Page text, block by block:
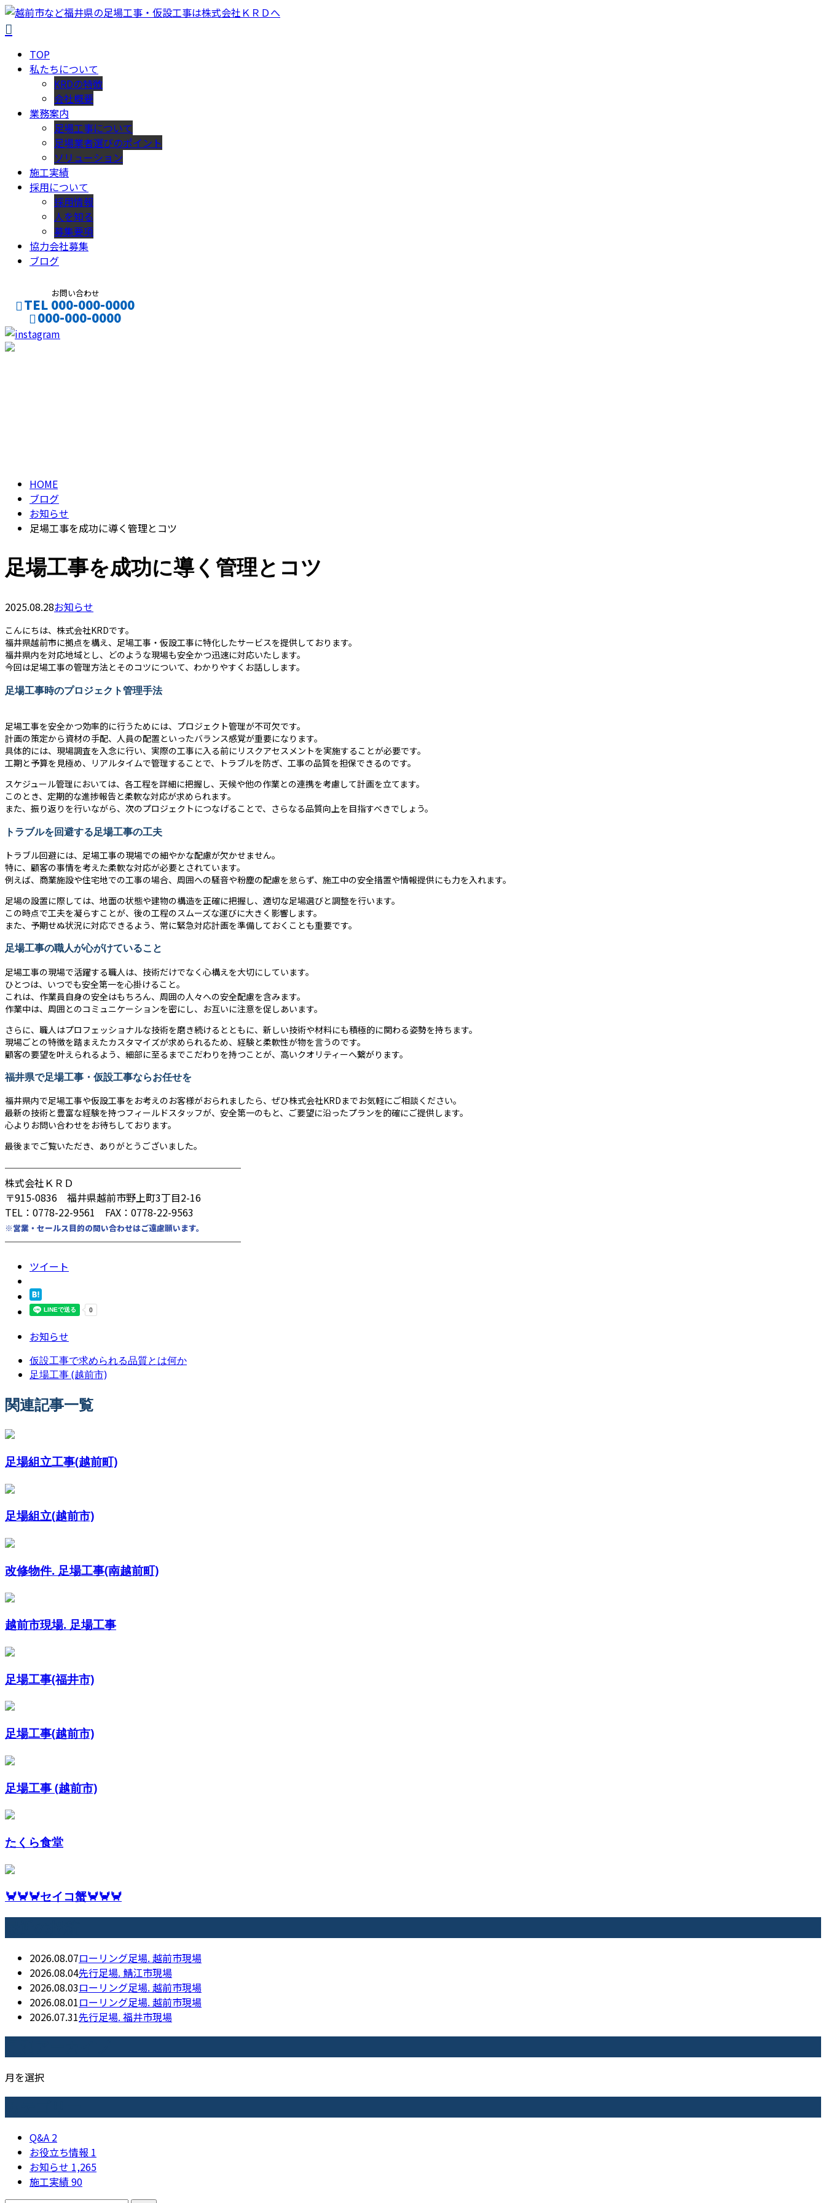
TOP
私たちについて
KRDの特徴
会社概要
業務案内
足場工事について
足場業者選びのポイント
ソリューション
施工実績
採用について
採用情報
人を知る
募集要項
協力会社募集
ブログ
お問い合わせ
TEL 000-000-0000
000-000-0000
HOME
ブログ
お知らせ
足場工事を成功に導く管理とコツ
足場工事を成功に導く管理とコツ
2025.08.28お知らせ
こんにちは、株式会社KRDです。
福井県越前市に拠点を構え、足場工事・仮設工事に特化したサービスを提供しております。
福井県内を対応地域とし、どのような現場も安全かつ迅速に対応いたします。
今回は足場工事の管理方法とそのコツについて、わかりやすくお話しします。
足場工事時のプロジェクト管理手法
足場工事を安全かつ効率的に行うためには、プロジェクト管理が不可欠です。
計画の策定から資材の手配、人員の配置といったバランス感覚が重要になります。
具体的には、現場調査を入念に行い、実際の工事に入る前にリスクアセスメントを実施することが必要です。
工期と予算を見極め、リアルタイムで管理することで、トラブルを防ぎ、工事の品質を担保できるのです。
スケジュール管理においては、各工程を詳細に把握し、天候や他の作業との連携を考慮して計画を立てます。
このとき、定期的な進捗報告と柔軟な対応が求められます。
また、振り返りを行いながら、次のプロジェクトにつなげることで、さらなる品質向上を目指すべきでしょう。
トラブルを回避する足場工事の工夫
トラブル回避には、足場工事の現場での細やかな配慮が欠かせません。
特に、顧客の事情を考えた柔軟な対応が必要とされています。
例えば、商業施設や住宅地での工事の場合、周囲への騒音や粉塵の配慮を怠らず、施工中の安全措置や情報提供にも力を入れます。
足場の設置に際しては、地面の状態や建物の構造を正確に把握し、適切な足場選びと調整を行います。
この時点で工夫を凝らすことが、後の工程のスムーズな運びに大きく影響します。
また、予期せぬ状況に対応できるよう、常に緊急対応計画を準備しておくことも重要です。
足場工事の職人が心がけていること
足場工事の現場で活躍する職人は、技術だけでなく心構えを大切にしています。
ひとつは、いつでも安全第一を心掛けること。
これは、作業員自身の安全はもちろん、周囲の人々への安全配慮を含みます。
作業中は、周囲とのコミュニケーションを密にし、お互いに注意を促しあいます。
さらに、職人はプロフェッショナルな技術を磨き続けるとともに、新しい技術や材料にも積極的に関わる姿勢を持ちます。
現場ごとの特徴を踏まえたカスタマイズが求められるため、経験と柔軟性が物を言うのです。
顧客の要望を叶えられるよう、細部に至るまでこだわりを持つことが、高いクオリティーへ繋がります。
福井県で足場工事・仮設工事ならお任せを
福井県内で足場工事や仮設工事をお考えのお客様がおられましたら、ぜひ株式会社KRDまでお気軽にご相談ください。
最新の技術と豊富な経験を持つフィールドスタッフが、安全第一のもと、ご要望に沿ったプランを的確にご提供します。
心よりお問い合わせをお待ちしております。
最後までご覧いただき、ありがとうございました。
────────────────────────
株式会社ＫＲＤ
〒915-0836 福井県越前市野上町3丁目2-16
TEL：0778-22-9561 FAX：0778-22-9563
※営業・セールス目的の問い合わせはご遠慮願います。
────────────────────────
ツイート
お知らせ
仮設工事で求められる品質とは何か
足場工事 (越前市)
関連記事一覧
足場組立工事(越前町)
足場組立(越前市)
改修物件. 足場工事(南越前町)
越前市現場. 足場工事
足場工事(福井市)
足場工事(越前市)
足場工事 (越前市)
たくら食堂
🦀🦀🦀セイコ蟹🦀🦀🦀
2026.08.07ローリング足場. 越前市現場
2026.08.04先行足場. 鯖江市現場
2026.08.03ローリング足場. 越前市現場
2026.08.01ローリング足場. 越前市現場
2026.07.31先行足場. 福井市現場
月を選択
Q&A 2
お役立ち情報 1
お知らせ 1,265
施工実績90